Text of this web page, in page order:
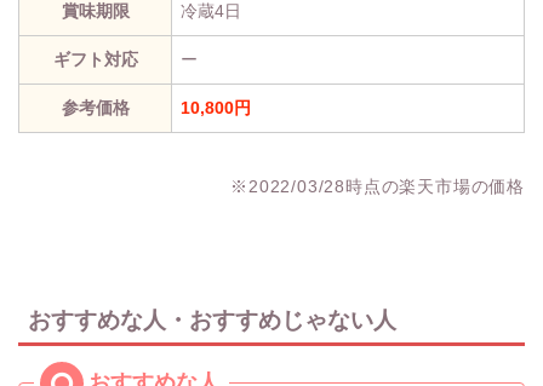
賞味期限 冷蔵4日
ギフト対応 ー
参考価格 10,800円
※2022/03/28時点の楽天市場の価格
おすすめな人・おすすめじゃない人